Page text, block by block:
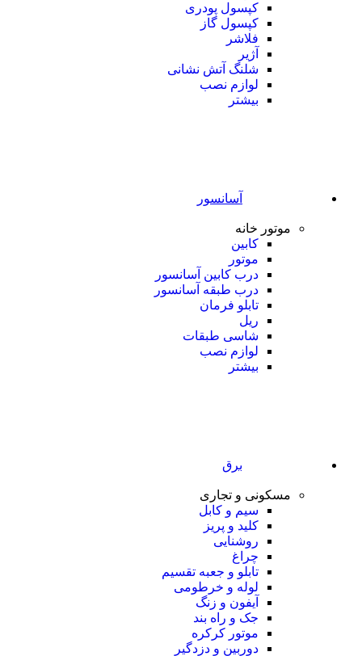
کپسول پودری
کپسول گاز
فلاشر
آژیر
شلنگ آتش نشانی
لوازم نصب
بیشتر
آسانسور
موتور خانه
کابین
موتور
درب کابین آسانسور
درب طبقه آسانسور
تابلو فرمان
ریل
شاسی طبقات
لوازم نصب
بیشتر
برق
مسکونی و تجاری
سیم و کابل
کلید و پریز
روشنایی
چراغ
تابلو و جعبه تقسیم
لوله و خرطومی
آیفون و زنگ
جک و راه بند
موتور کرکره
دوربین و دزدگیر